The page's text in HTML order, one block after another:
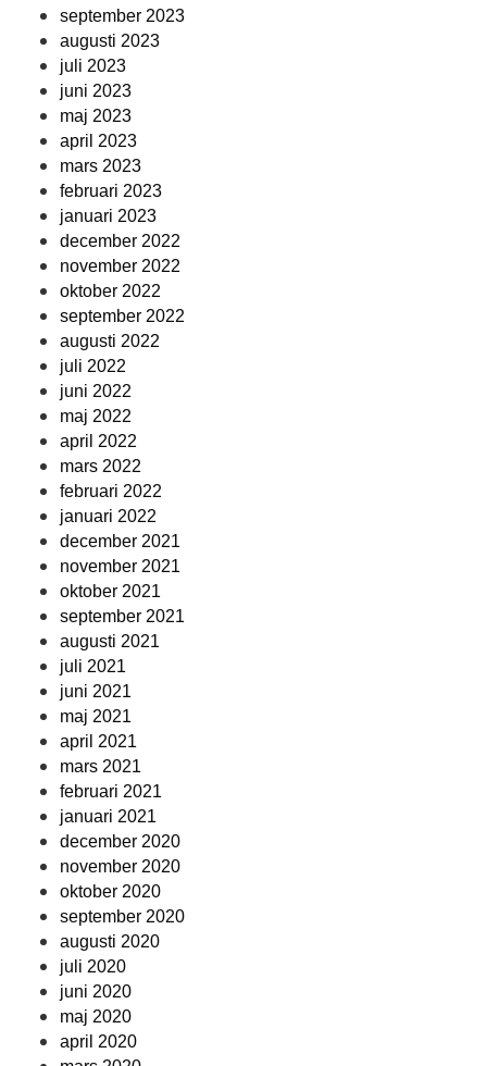
september 2023
augusti 2023
juli 2023
juni 2023
maj 2023
april 2023
mars 2023
februari 2023
januari 2023
december 2022
november 2022
oktober 2022
september 2022
augusti 2022
juli 2022
juni 2022
maj 2022
april 2022
mars 2022
februari 2022
januari 2022
december 2021
november 2021
oktober 2021
september 2021
augusti 2021
juli 2021
juni 2021
maj 2021
april 2021
mars 2021
februari 2021
januari 2021
december 2020
november 2020
oktober 2020
september 2020
augusti 2020
juli 2020
juni 2020
maj 2020
april 2020